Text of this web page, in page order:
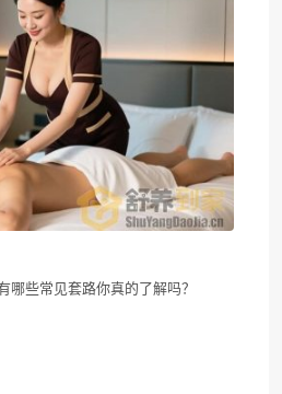
哪些常见套路你真的了解吗？